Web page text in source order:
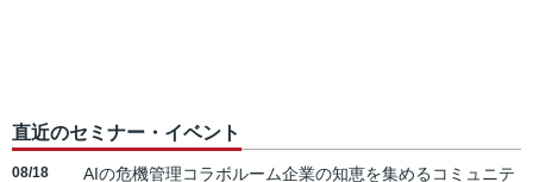
直近のセミナー・イベント
08/18
AIの危機管理コラボルーム企業の知恵を集めるコミュニテ